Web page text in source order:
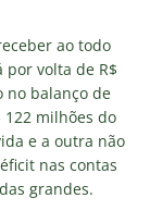
ao todo
por volta de R$
no balanço de
122 milhões do
e a outra não
nas contas
grandes.